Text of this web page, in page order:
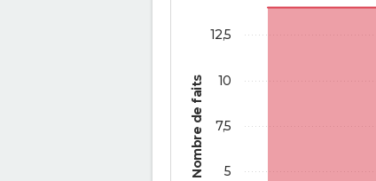
Nombre de faits 5
7,5
10
12,5